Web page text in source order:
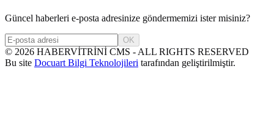
Güncel haberleri e-posta adresinize göndermemizi ister misiniz?
OK
© 2026 HABERVİTRİNİ CMS - ALL RIGHTS RESERVED
Bu site Docuart Bilgi Teknolojileri tarafından geliştirilmiştir.